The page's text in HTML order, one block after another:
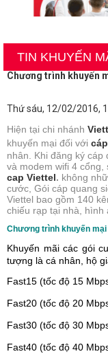
TIN KHUYẾN
Chương trình khuyến
Thứ sáu, 12/02/2016,
Hiện tại chi nhánh
khuyến mại đối với
nhân. Khi đăng ký
và modem wifi 4 cổng,
cap Viettel. không
cước, Gói cáp quang
Viettel bao gồm 140
chiếu rạp tại nhà, hình
Chương trình khuyến
Khuyến mãi các gói
tượng là cá nhân, hộ
Fast15 (tốc độ 15
Fast20 (tốc độ 20
Fast30 (tốc độ 30
Fast40 (tốc độ 40